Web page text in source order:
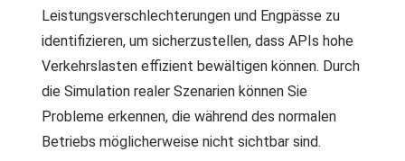
Leistungsverschlechterungen und Engpässe zu
identifizieren, um sicherzustellen, dass APIs hohe
Verkehrslasten effizient bewältigen können. Durch
die Simulation realer Szenarien können Sie
Probleme erkennen, die während des normalen
Betriebs möglicherweise nicht sichtbar sind.